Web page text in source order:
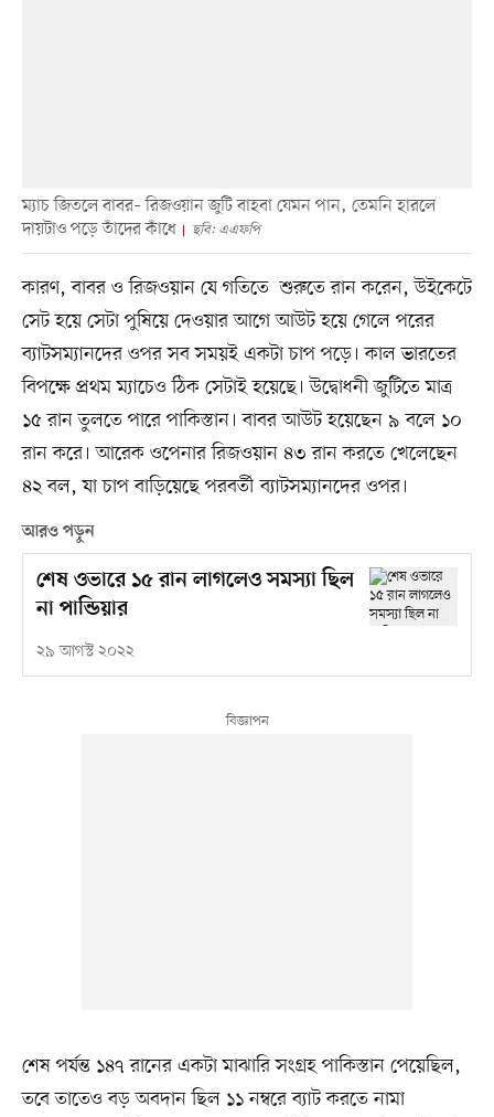
ম্যাচ জিতলে বাবর– রিজওয়ান জুটি বাহবা যেমন পান, তেমনি হারলে
দায়টাও পড়ে তাঁদের কাঁধে
ছবি: এএফপি
কারণ, বাবর ও রিজওয়ান যে গতিতে শুরুতে রান করেন, উইকেটে
সেট হয়ে সেটা পুষিয়ে দেওয়ার আগে আউট হয়ে গেলে পরের
ব্যাটসম্যানদের ওপর সব সময়ই একটা চাপ পড়ে। কাল ভারতের
বিপক্ষে প্রথম ম্যাচেও ঠিক সেটাই হয়েছে। উদ্বোধনী জুটিতে মাত্র
১৫ রান তুলতে পারে পাকিস্তান। বাবর আউট হয়েছেন ৯ বলে ১০
রান করে। আরেক ওপেনার রিজওয়ান ৪৩ রান করতে খেলেছেন
৪২ বল, যা চাপ বাড়িয়েছে পরবর্তী ব্যাটসম্যানদের ওপর।
আরও পড়ুন
শেষ ওভারে ১৫ রান লাগলেও সমস্যা ছিল
না পান্ডিয়ার
২৯ আগস্ট ২০২২
শেষ পর্যন্ত ১৪৭ রানের একটা মাঝারি সংগ্রহ পাকিস্তান পেয়েছিল,
তবে তাতেও বড় অবদান ছিল ১১ নম্বরে ব্যাট করতে নামা